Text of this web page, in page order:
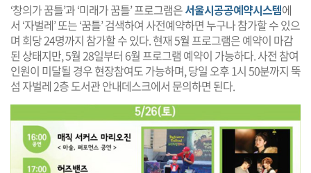
‘창의가 꿈틀’과 ‘미래가 꿈틀’ 프로그램은서울시공공예약시스템에
서 ‘자벌레’ 또는 ‘꿈틀’ 검색하여 사전예약하면 누구나 참가할 수 있으
며 회당 24명까지 참가할 수 있다. 현재 5월 프로그램은 예약이 마감
된 상태지만, 5월 28일부터 6월 프로그램 예약이 가능하다. 사전 참여
인원이 미달될 경우 현장참여도 가능하며, 당일 오후 1시 50분까지 뚝
섬 자벌레 2층 도서관 안내데스크에서 문의하면 된다.